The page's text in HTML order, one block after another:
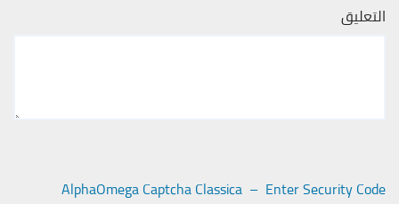
التعليق
AlphaOmega Captcha Classica – Enter Security Code